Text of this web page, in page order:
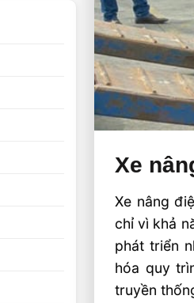
Xe
Xe nâng
chỉ vì khả
phát triển
hóa quy
truyền